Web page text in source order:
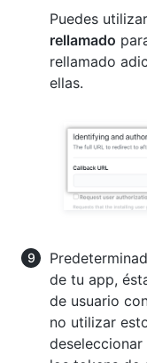
Puedes
rellamado
rellamado
ellas.
de tu app,
de usuario
no utilizar